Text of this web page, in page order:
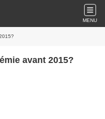
MENU
avant 2015?